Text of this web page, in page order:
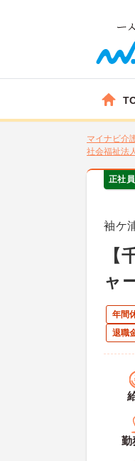
マイナビ介
社会福祉法
正社
袖ケ
【
ャ
年間
退職
勤